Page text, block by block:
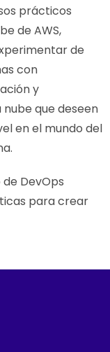
prácticos
de AWS,
de
con
y
que deseen
en el mundo del
DevOps
para crear